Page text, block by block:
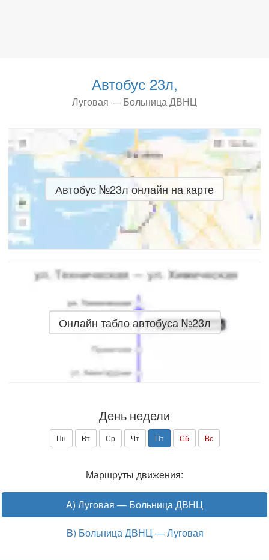
Автобус 23л,
Луговая — Больница ДВНЦ
Автобус №23л онлайн на карте
Онлайн табло автобуса №23л
День недели
Пн Вт Ср Чт Пт Сб Вс
Маршруты движения:
A) Луговая — Больница ДВНЦ
B) Больница ДВНЦ — Луговая